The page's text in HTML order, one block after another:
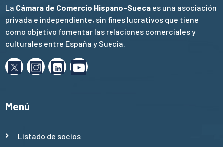
La Cámara de Comercio Hispano-Sueca es una asociación
privada e independiente, sin fines lucrativos que tiene
como objetivo fomentar las relaciones comerciales y
culturales entre España y Suecia.
Menú
Listado de socios